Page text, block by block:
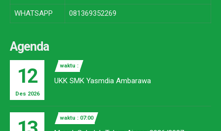
WHATSAPP 081369352269
Agenda
12
Des 2026
waktu :
UKK SMK Yasmdia Ambarawa
waktu : 07:00